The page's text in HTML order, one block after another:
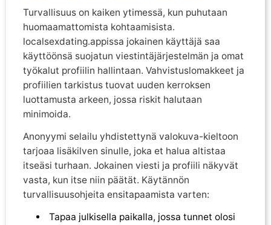
Turvallisuus on kaiken ytimessä, kun puhutaan
huomaamattomista kohtaamisista.
localsexdating.appissa jokainen käyttäjä saa
käyttöönsä suojatun viestintäjärjestelmän ja omat
työkalut profiilin hallintaan. Vahvistuslomakkeet ja
profiilien tarkistus tuovat uuden kerroksen
luottamusta arkeen, jossa riskit halutaan
minimoida.
Anonyymi selailu yhdistettynä valokuva-kieltoon
tarjoaa lisäkilven sinulle, joka et halua altistaa
itseäsi turhaan. Jokainen viesti ja profiili näkyvät
vasta, kun itse niin päätät. Käytännön
turvallisuusohjeita ensitapaamista varten:
Tapaa julkisella paikalla, jossa tunnet olosi